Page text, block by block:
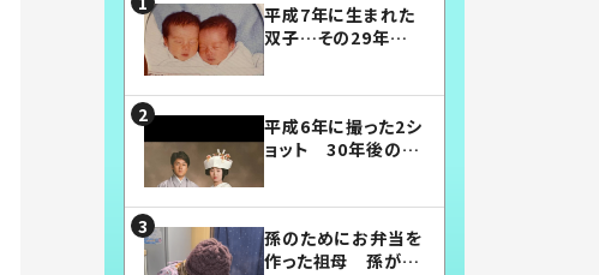
平成7年に生まれた
双子…その29年後
平成6年に撮った2シ
ョット 30年後の姿
孫のためにお弁当を
作った祖母 孫が絶